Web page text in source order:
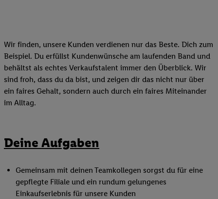
Wir finden, unsere Kunden verdienen nur das Beste. Dich zum
Beispiel. Du erfüllst Kundenwünsche am laufenden Band und
behältst als echtes Verkaufstalent immer den Überblick. Wir
sind froh, dass du da bist, und zeigen dir das nicht nur über
ein faires Gehalt, sondern auch durch ein faires Miteinander
im Alltag.
Deine Aufgaben
Gemeinsam mit deinen Teamkollegen sorgst du für eine
gepflegte Filiale und ein rundum gelungenes
Einkaufserlebnis für unsere Kunden